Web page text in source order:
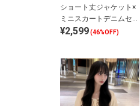
ショート丈ジャケット×
ミニスカートデニムセッ
トアップ
¥2,599(46%OFF)